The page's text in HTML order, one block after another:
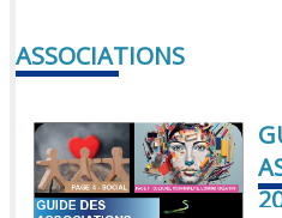
ASSOCIATIONS